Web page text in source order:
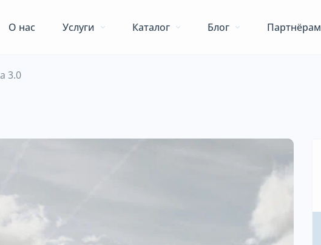
О нас Услуги Каталог Блог Партнёрам
3.0